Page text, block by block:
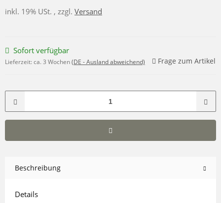
inkl. 19% USt. , zzgl. Versand
Sofort verfügbar
Lieferzeit: ca. 3 Wochen(DE - Ausland abweichend) Frage zum Artikel
Beschreibung
Details